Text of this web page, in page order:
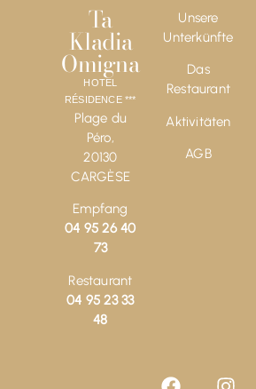
Unsere
Unterkünfte
Das
Restaurant
Aktivitäten
AGB
Ta
Kladia
Omigna
HOTEL
RÉSIDENCE ***
Plage du
Péro,
20130
CARGÈSE
Empfang
04 95 26 40
73
Restaurant
04 95 23 33
48